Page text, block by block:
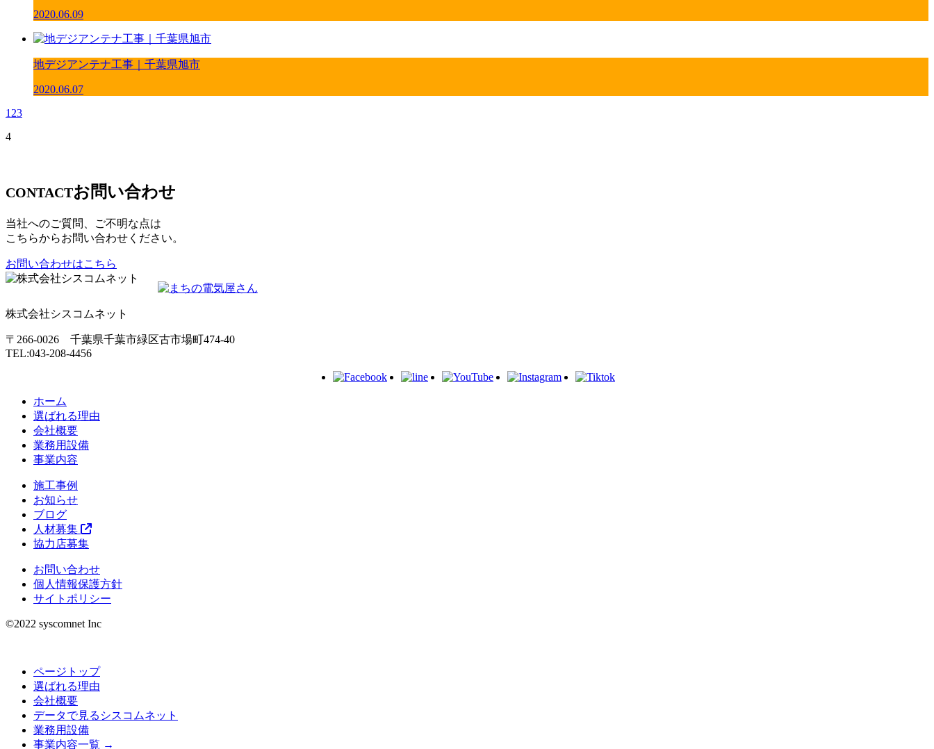
2020.06.09
地デジアンテナ工事｜千葉県旭市
2020.06.07
123
4
CONTACTお問い合わせ
当社へのご質問、ご不明な点は
こちらからお問い合わせください。
お問い合わせはこちら
株式会社シスコムネット
〒266-0026 千葉県千葉市緑区古市場町474-40
TEL:043-208-4456
ホーム
選ばれる理由
会社概要
業務用設備
事業内容
施工事例
お知らせ
ブログ
人材募集
協力店募集
お問い合わせ
個人情報保護方針
サイトポリシー
©︎2022 syscomnet Inc
ページトップ
選ばれる理由
会社概要
データで見るシスコムネット
業務用設備
事業内容一覧 →